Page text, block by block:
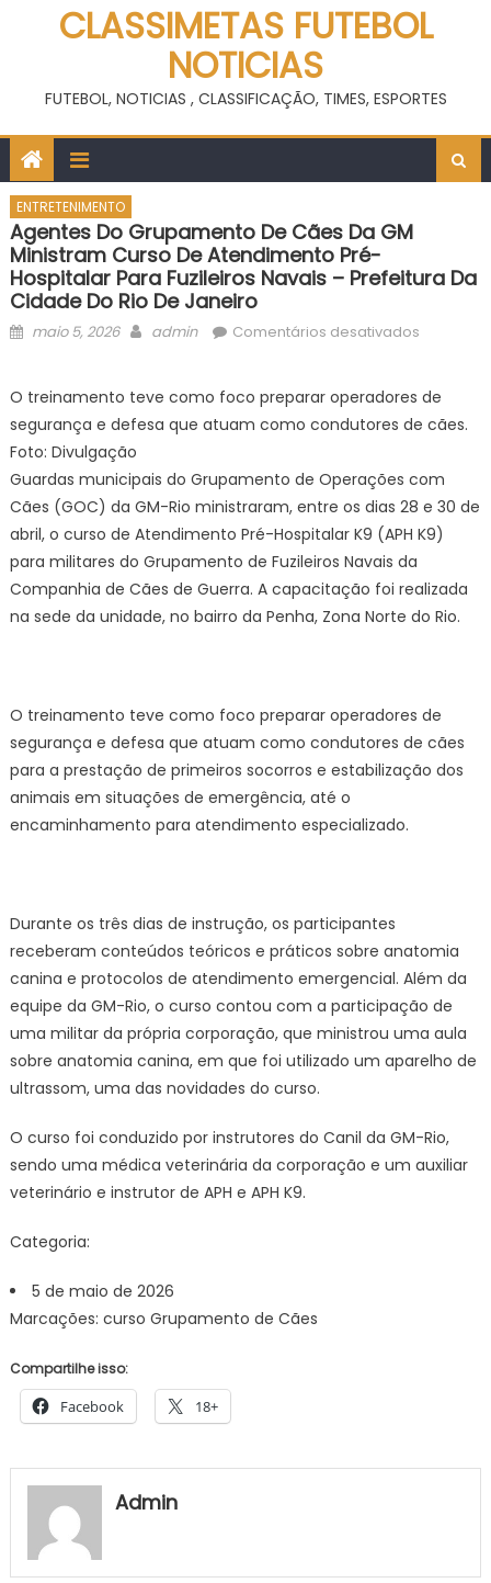
CLASSIMETAS FUTEBOL
NOTICIAS
FUTEBOL, NOTICIAS , CLASSIFICAÇÃO, TIMES, ESPORTES
ENTRETENIMENTO
Agentes Do Grupamento De Cães Da GM
Ministram Curso De Atendimento Pré-
Hospitalar Para Fuzileiros Navais – Prefeitura Da
Cidade Do Rio De Janeiro
Posted
maio 5, 2026 Author
admin Comentários desativadosem
de
da
GM
ministram
de
fuzileiros
navais
O treinamento teve como foco preparar operadores de
segurança e defesa que atuam como condutores de cães.
Foto: Divulgação
Guardas municipais do Grupamento de Operações com
Cães (GOC) da GM-Rio ministraram, entre os dias 28 e 30 de
abril, o curso de Atendimento Pré-Hospitalar K9 (APH K9)
para militares do Grupamento de Fuzileiros Navais da
Companhia de Cães de Guerra. A capacitação foi realizada
na sede da unidade, no bairro da Penha, Zona Norte do Rio.
O treinamento teve como foco preparar operadores de
segurança e defesa que atuam como condutores de cães
para a prestação de primeiros socorros e estabilização dos
animais em situações de emergência, até o
encaminhamento para atendimento especializado.
Durante os três dias de instrução, os participantes
receberam conteúdos teóricos e práticos sobre anatomia
canina e protocolos de atendimento emergencial. Além da
equipe da GM-Rio, o curso contou com a participação de
uma militar da própria corporação, que ministrou uma aula
sobre anatomia canina, em que foi utilizado um aparelho de
ultrassom, uma das novidades do curso.
O curso foi conduzido por instrutores do Canil da GM-Rio,
sendo uma médica veterinária da corporação e um auxiliar
veterinário e instrutor de APH e APH K9.
Categoria:
5 de maio de 2026
Marcações: curso Grupamento de Cães
Compartilhe isso:
Facebook 18+
Admin